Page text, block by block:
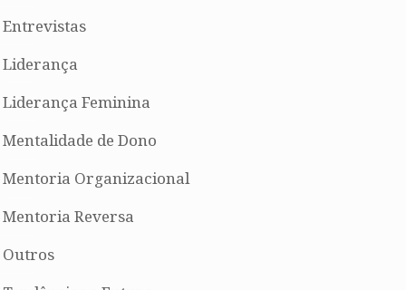
Entrevistas
Liderança
Liderança Feminina
Mentalidade de Dono
Mentoria Organizacional
Mentoria Reversa
Outros